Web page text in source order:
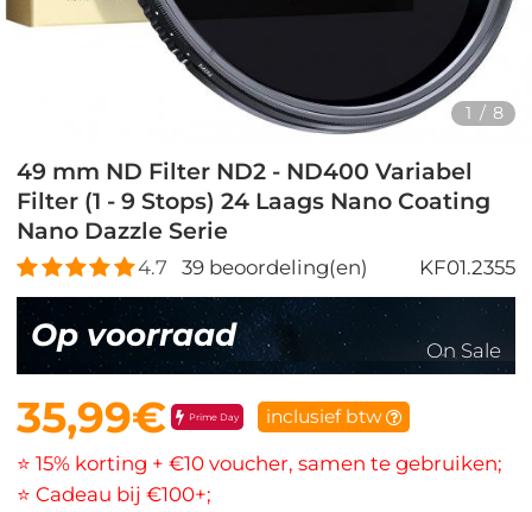
1 / 8
49 mm ND Filter ND2 - ND400 Variabel
Filter (1 - 9 Stops) 24 Laags Nano Coating
Nano Dazzle Serie
4.7 39beoordeling(en) KF01.2355
Op voorraad On Sale
35,99€ Prime Day inclusief btw
⭐ 15% korting + €10 voucher, samen te gebruiken;
⭐ Cadeau bij €100+;